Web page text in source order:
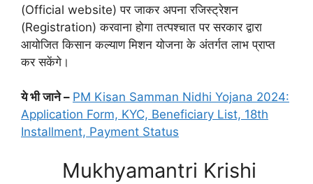
(Official website) पर जाकर अपना रजिस्ट्रेशन
(Registration) करवाना होगा तत्पश्चात पर सरकार द्वारा
आयोजित किसान कल्याण मिशन योजना के अंतर्गत लाभ प्राप्त
कर सकेंगे।
ये भी जाने – PM Kisan Samman Nidhi Yojana 2024:
Application Form, KYC, Beneficiary List, 18th
Installment, Payment Status
Mukhyamantri Krishi